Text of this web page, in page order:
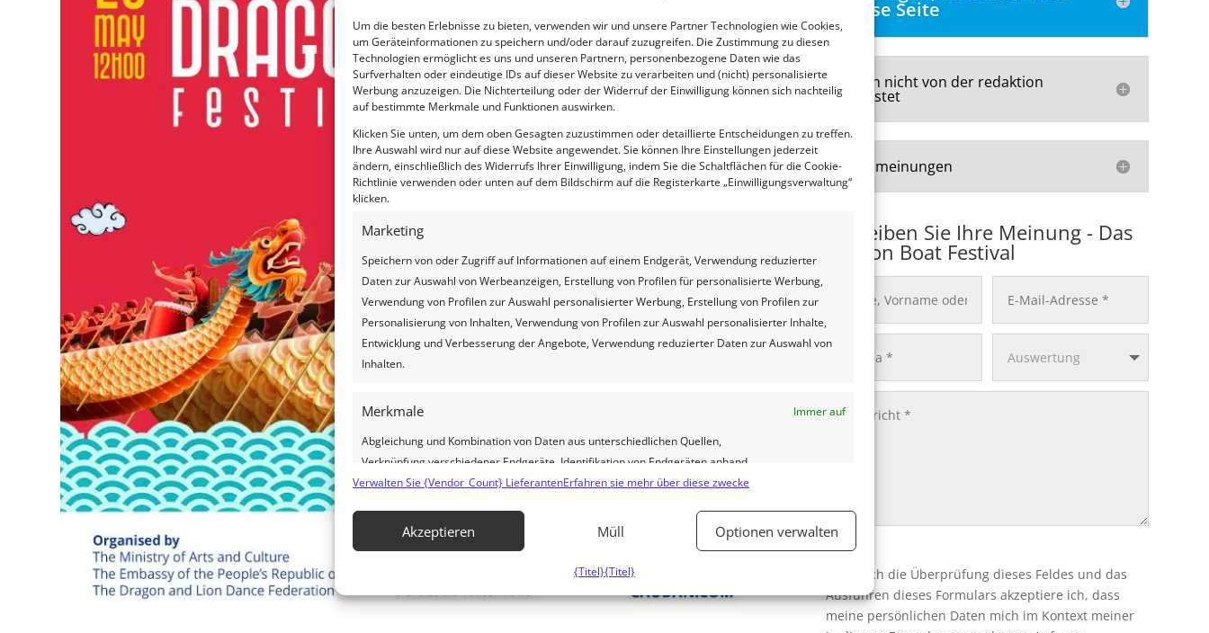
Um die besten Erlebnisse zu bieten, verwenden wir und unsere Partner Technologien wie Cookies,
um Geräteinformationen zu speichern und/oder darauf zuzugreifen. Die Zustimmung zu diesen
Technologien ermöglicht es uns und unseren Partnern, personenbezogene Daten wie das
Surfverhalten oder eindeutige IDs auf dieser Website zu verarbeiten und (nicht) personalisierte
Werbung anzuzeigen. Die Nichterteilung oder der Widerruf der Einwilligung können sich nachteilig
auf bestimmte Merkmale und Funktionen auswirken.
Klicken Sie unten, um dem oben Gesagten zuzustimmen oder detaillierte Entscheidungen zu treffen.
Ihre Auswahl wird nur auf diese Website angewendet. Sie können Ihre Einstellungen jederzeit
ändern, einschließlich des Widerrufs Ihrer Einwilligung, indem Sie die Schaltflächen für die Cookie-
Richtlinie verwenden oder unten auf dem Bildschirm auf die Registerkarte „Einwilligungsverwaltung“
klicken.
Marketing
Speichern von oder Zugriff auf Informationen auf einem Endgerät, Verwendung reduzierter
Daten zur Auswahl von Werbeanzeigen, Erstellung von Profilen für personalisierte Werbung,
Verwendung von Profilen zur Auswahl personalisierter Werbung, Erstellung von Profilen zur
Personalisierung von Inhalten, Verwendung von Profilen zur Auswahl personalisierter Inhalte,
Entwicklung und Verbesserung der Angebote, Verwendung reduzierter Daten zur Auswahl von
Inhalten.
Merkmale
Immer auf
Abgleichung und Kombination von Daten aus unterschiedlichen Quellen,
Verknüpfung verschiedener Endgeräte, Identifikation von Endgeräten anhand
automatisch übermittelter Informationen.
Verwendung genauer Standortdaten.
Gewährleistung der Sicherheit, Verhinderung und Aufdeckung von
Betrug und Fehlerbehebung, Bereitstellung und Anzeige von
Immer auf
Verwalten Sie {Vendor_Count} LieferantenErfahren sie mehr über diese zwecke
Akzeptieren Müll Optionen verwalten
{Titel}{Titel}
diese Seite
Noch nicht von der redaktion
getestet
Ihre meinungen
Schreiben Sie Ihre Meinung - Das
Dragon Boat Festival
Durch die Überprüfung dieses Feldes und das
Ausführen dieses Formulars akzeptiere ich, dass
meine persönlichen Daten mich im Kontext meiner